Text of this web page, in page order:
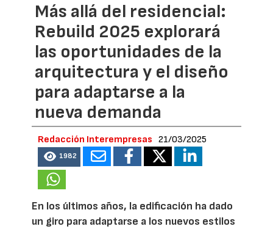
Más allá del residencial:
Rebuild 2025 explorará
las oportunidades de la
arquitectura y el diseño
para adaptarse a la
nueva demanda
Redacción Interempresas 21/03/2025
1982
En los últimos años, la edificación ha dado
un giro para adaptarse a los nuevos estilos